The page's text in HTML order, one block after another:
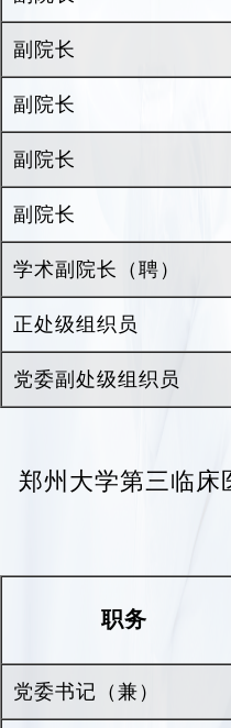
医院承担着郑州
生、本科生和留学生
儿科医学院，医院从
医学系的招生和培养
医学（5加3一体化儿
2021年儿科学专业获
2022年，郑州大学依
医学院，依托一流的
国家规培基地，为省
我院作为省级三级
着全省妇女儿童的医
持续开展“两癌”“两筛
肯定。
近年来，医院先
单位、全国医药卫生
化建设先进单位、河
副院长
副院长
副院长
副院长
学术副院长（聘）
正处级组织员
党委副处级组织员
郑州大学第三临床
职务
党委书记（兼）